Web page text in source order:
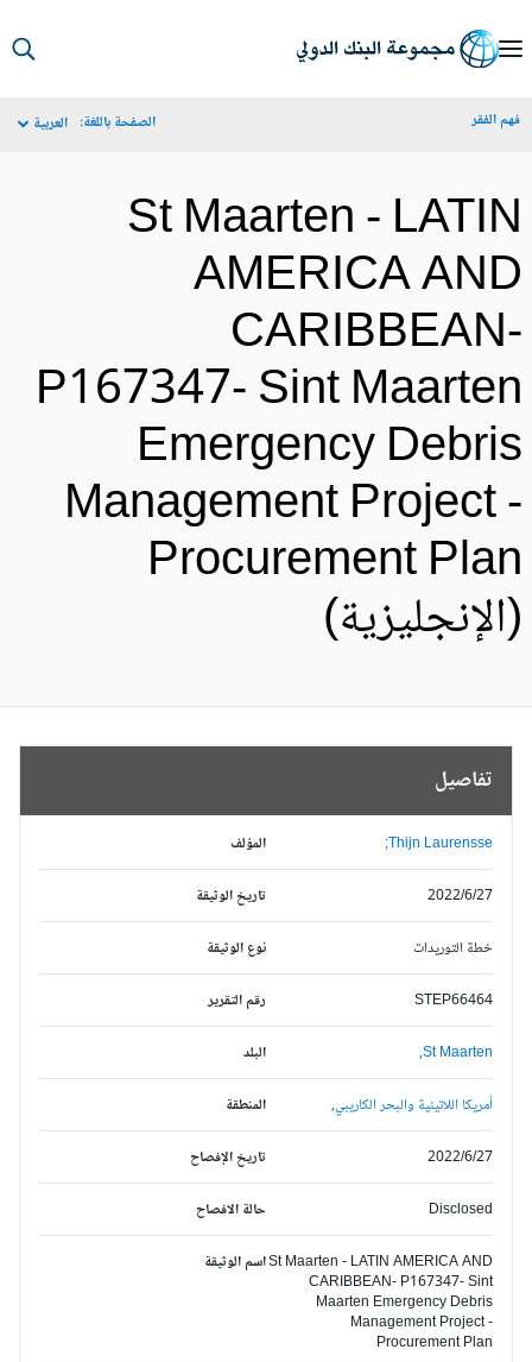
الفقر الصفحة باللغة: العربية
St Maarten -
AMERICA
P167347- Sint
Emergency
Management Project
Procurement
تفاصيل
المؤلف Thijn Laurensse;
تاريخ الوثيقة 2022/6/27
نوع الوثيقة خطة التوريدات
رقم التقرير STEP66464
البلد St Maarten,
المنطقة أمريكا اللاتينية والبحر الكاريبي,
تاريخ الإفصاح 2022/6/27
حالة الافصاح Disclosed
اسم الوثيقة St Maarten - LATIN AMERICA AND
CARIBBEAN- P167347- Sint
Maarten Emergency Debris
Management Project -
Procurement Plan